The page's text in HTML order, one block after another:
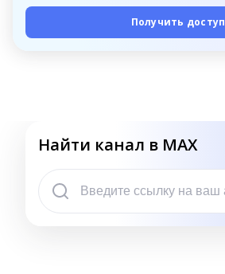
Получить доступ
Найти канал в MAX